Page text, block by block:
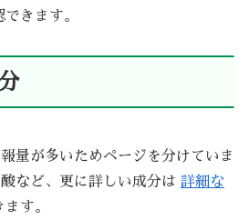
きます。
量が多いためページを分けていま
など、更に詳しい成分は 詳細な
す。